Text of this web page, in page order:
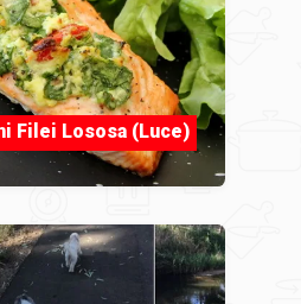
Filei Lososa (Luce)